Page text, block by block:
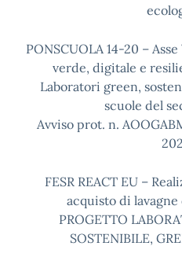
PONSCUOLA 14-20 –
verde, digitale e
Laboratori green,
scuole del
Avviso prot. n.
FESR REACT EU –
acquisto di
PROGETTO
SOSTENIBILE,